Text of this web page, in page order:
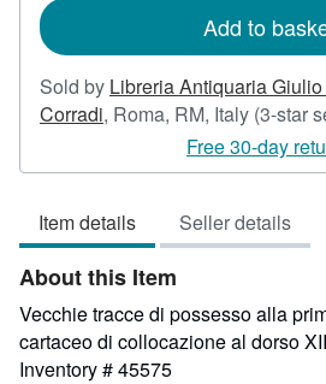
Add to
Sold by Libreria Antiquaria
Corradi, Roma, RM, Italy (3-star
Free 30-day
Item details Seller details
About this Item
Vecchie tracce di possesso alla
cartaceo di collocazione al dorso
Inventory # 45575